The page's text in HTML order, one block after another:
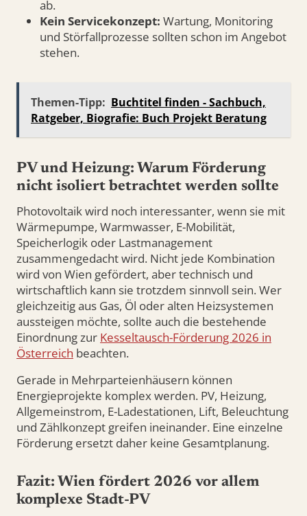
ab.
Kein Servicekonzept: Wartung, Monitoring
und Störfallprozesse sollten schon im Angebot
stehen.
Themen-Tipp: Buchtitel finden - Sachbuch,
Ratgeber, Biografie: Buch Projekt Beratung
PV und Heizung: Warum Förderung
nicht isoliert betrachtet werden sollte
Photovoltaik wird noch interessanter, wenn sie mit
Wärmepumpe, Warmwasser, E-Mobilität,
Speicherlogik oder Lastmanagement
zusammengedacht wird. Nicht jede Kombination
wird von Wien gefördert, aber technisch und
wirtschaftlich kann sie trotzdem sinnvoll sein. Wer
gleichzeitig aus Gas, Öl oder alten Heizsystemen
aussteigen möchte, sollte auch die bestehende
Einordnung zur Kesseltausch-Förderung 2026 in
Österreich beachten.
Gerade in Mehrparteienhäusern können
Energieprojekte komplex werden. PV, Heizung,
Allgemeinstrom, E-Ladestationen, Lift, Beleuchtung
und Zählkonzept greifen ineinander. Eine einzelne
Förderung ersetzt daher keine Gesamtplanung.
Fazit: Wien fördert 2026 vor allem
komplexe Stadt-PV